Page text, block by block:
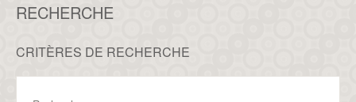
RECHERCHE
CRITÈRES DE RECHERCHE